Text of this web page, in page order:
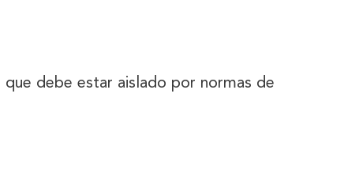
debe estar aislado por normas de